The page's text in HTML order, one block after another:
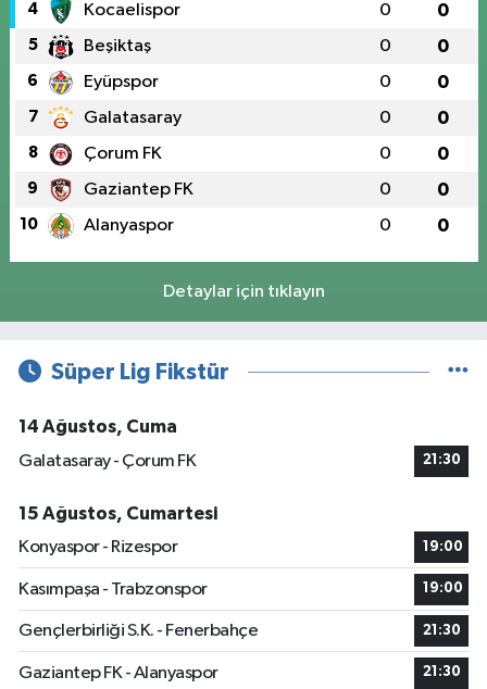
4 Kocaelispor 0 0
5 Beşiktaş 0 0
6 Eyüpspor 0 0
7 Galatasaray 0 0
8 Çorum FK 0 0
9 Gaziantep FK 0 0
10 Alanyaspor 0 0
Detaylar için tıklayın
Süper Lig Fikstür
14 Ağustos, Cuma
Galatasaray - Çorum FK
21:30
15 Ağustos, Cumartesi
Konyaspor - Rizespor
19:00
Kasımpaşa - Trabzonspor 19:00
Gençlerbirliği S.K. - Fenerbahçe 21:30
Gaziantep FK - Alanyaspor 21:30